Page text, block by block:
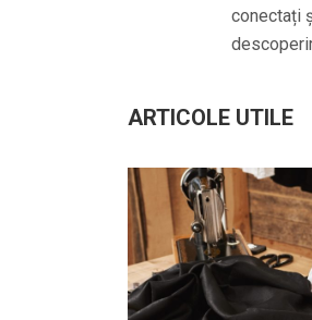
conectați
ARTICOLE UTILE